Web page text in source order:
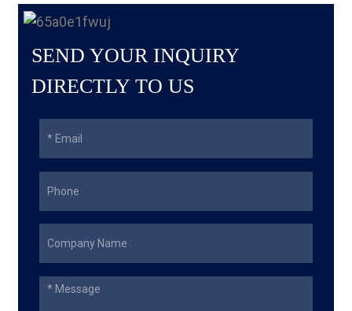
SEND YOUR INQUIRY
DIRECTLY TO US